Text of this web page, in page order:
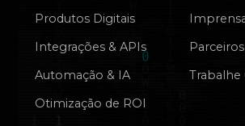
Produtos Digitais
Integrações & APIs
Automação & IA
Otimização de ROI
Parceiros
Trabalhe